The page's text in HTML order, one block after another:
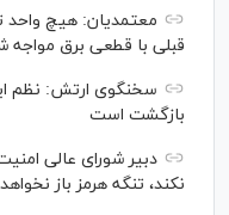
معتمدیان: هیچ واحد
قبلی با قطعی برق مواجه
سخنگوی ارتش: نظم
بازگشت است
دبیر شورای عالی
نکند، تنگه هرمز باز